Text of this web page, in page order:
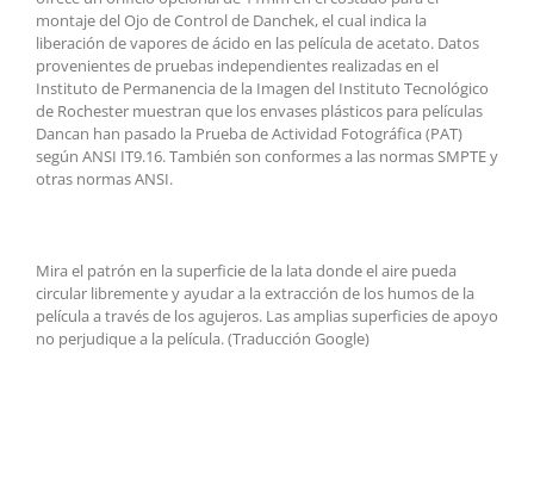
montaje del Ojo de Control de Danchek, el cual indica la
liberación de vapores de ácido en las película de acetato. Datos
provenientes de pruebas independientes realizadas en el
Instituto de Permanencia de la Imagen del Instituto Tecnológico
de Rochester muestran que los envases plásticos para películas
Dancan han pasado la Prueba de Actividad Fotográfica (PAT)
según ANSI IT9.16. También son conformes a las normas SMPTE y
otras normas ANSI.
Mira el patrón en la superficiede la lata dondeel aire pueda
circular librementey ayudar a la extracción de los humos de la
película a través de los agujeros. Lasamplias superficies deapoyo
no perjudique a la película.(Traducción Google)